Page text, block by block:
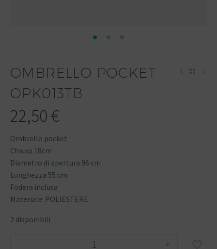
OMBRELLO POCKET
OPK013TB
22,50 €
Ombrello pocket
Chiuso 18cm
Diametro di apertura 96 cm
Lunghezza 55 cm
Fodera inclusa
Materiale: POLIESTERE
2 disponibili
- +